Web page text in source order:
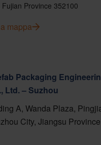
Fujian Province 352100
mappa
Packaging
Ltd. – Suzhou
A, Wanda Plaza,
City, Jiangsu